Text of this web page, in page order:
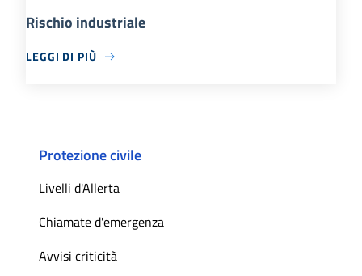
Rischio industriale
LEGGI DI PIÙ
Protezione civile
Livelli d'Allerta
Chiamate d'emergenza
Avvisi criticità